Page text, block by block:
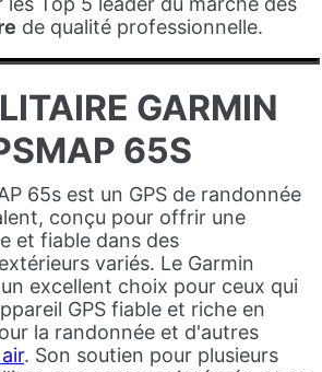
de qualité professionnelle.
GARMIN
65S
65s est un GPS de randonnée
conçu pour offrir une
et fiable dans des
variés. Le Garmin
excellent choix pour ceux qui
GPS fiable et riche en
la randonnée et d'autres
. Son soutien pour plusieurs